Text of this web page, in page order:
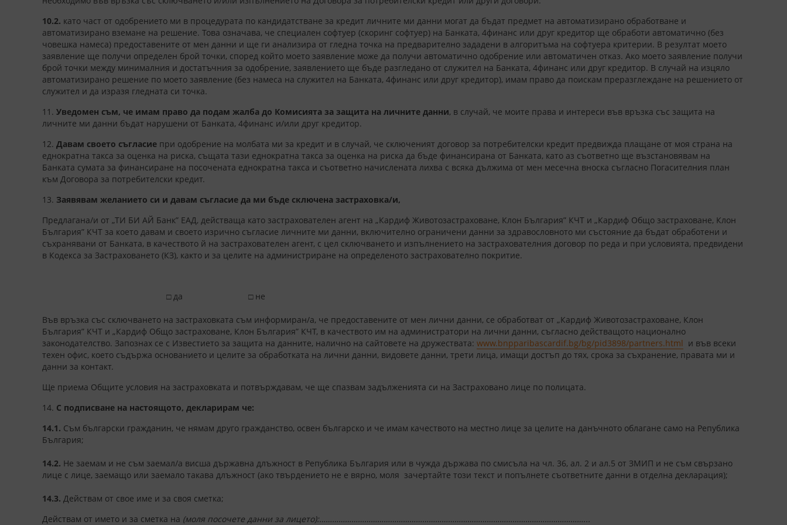
10.2. като част от одобрението ми в процедурата по кандидатстване за кредит личните ми данни могат да бъдат предмет на автоматизирано обработване и
автоматизирано вземане на решение. Това означава, че специален софтуер (скоринг софтуер) на Банката, 4финанс или друг кредитор ще обработи автоматично (без
човешка намеса) предоставените от мен данни и ще ги анализира от гледна точка на предварително зададени в алгоритъма на софтуера критерии. В резултат моето
заявление ще получи определен брой точки, според който моето заявление може да получи автоматично одобрение или автоматичен отказ. Ако моето заявление получи
брой точки между минималния и достатъчния за одобрение, заявлението ще бъде разгледано от служител на Банката, 4финанс или друг кредитор. В случай на изцяло
автоматизирано решение по моето заявление (без намеса на служител на Банката, 4финанс или друг кредитор), имам право да поискам преразглеждане на решението от
служител и да изразя гледната си точка.
11. Уведомен съм, че имам право да подам жалба до Комисията за защита на личните данни, в случай, че моите права и интереси във връзка със защита на
личните ми данни бъдат нарушени от Банката, 4финанс и/или друг кредитор.
12. Давам своето съгласие при одобрение на молбата ми за кредит и в случай, че сключеният договор за потребителски кредит предвижда плащане от моя страна на
еднократна такса за оценка на риска, същата тази еднократна такса за оценка на риска да бъде финансирана от Банката, като аз съответно ще възстановявам на
Банката сумата за финансиране на посочената еднократна такса и съответно начислената лихва с всяка дължима от мен месечна вноска съгласно Погасителния план
към Договора за потребителски кредит.
13. Заявявам желанието си и давам съгласие да ми бъде сключена застраховка/и,
Предлагана/и от „ТИ БИ АЙ Банк” ЕАД, действаща като застрахователен агент на „Кардиф Животозастраховане, Клон България” КЧТ и „Кардиф Общо застраховане, Клон
България” КЧТ за което давам и своето изрично съгласие личните ми данни, включително ограничени данни за здравословното ми състояние да бъдат обработени и
съхранявани от Банката, в качеството й на застрахователен агент, с цел сключването и изпълнението на застрахователния договор по реда и при условията, предвидени
в Кодекса за Застраховането (КЗ), както и за целите на администриране на определеното застрахователно покритие.
□ да □ не
Във връзка със сключването на застраховката съм информиран/а, че предоставените от мен лични данни, се обработват от „Кардиф Животозастраховане, Клон
България” КЧТ и „Кардиф Общо застраховане, Клон България” КЧТ, в качеството им на администратори на лични данни, съгласно действащото национално
законодателство. Запознах се с Известието за защита на данните, налично на сайтовете на дружествата: www.bnpparibascardif.bg/bg/pid3898/partners.html и във всеки
техен офис, което съдържа основанието и целите за обработката на лични данни, видовете данни, трети лица, имащи достъп до тях, срока за съхранение, правата ми и
данни за контакт.
Ще приема Общите условия на застраховката и потвърждавам, че ще спазвам задълженията си на Застраховано лице по полицата.
14. С подписване на настоящото, декларирам че:
14.1. Съм български гражданин, че нямам друго гражданство, освен българско и че имам качеството на местно лице за целите на данъчното облагане само на Република
България;
14.2. Не заемам и не съм заемал/а висша държавна длъжност в Република България или в чужда държава по смисъла на чл. 36, ал. 2 и ал.5 от ЗМИП и не съм свързано
лице с лице, заемащо или заемало такава длъжност (ако твърдението не е вярно, моля зачертайте този текст и попълнете съответните данни в отделна декларация);
14.3. Действам от свое име и за своя сметка;
Действам от името и за сметка на (моля посочете данни за лицето):……………………………………………………………………………………………………………...